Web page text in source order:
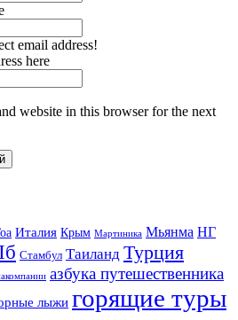
email address!
here
website in this browser for the next
Италия Крым Мартиника Мьянма НГ
Стамбул Таиланд Турция
азбука путешественника
лыжи горящие туры